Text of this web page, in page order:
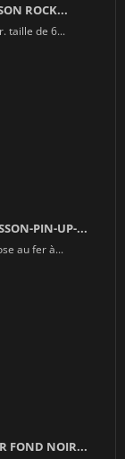
ROCK...
taille de 6...
PIN-UP-...
au fer à...
FOND NOIR...